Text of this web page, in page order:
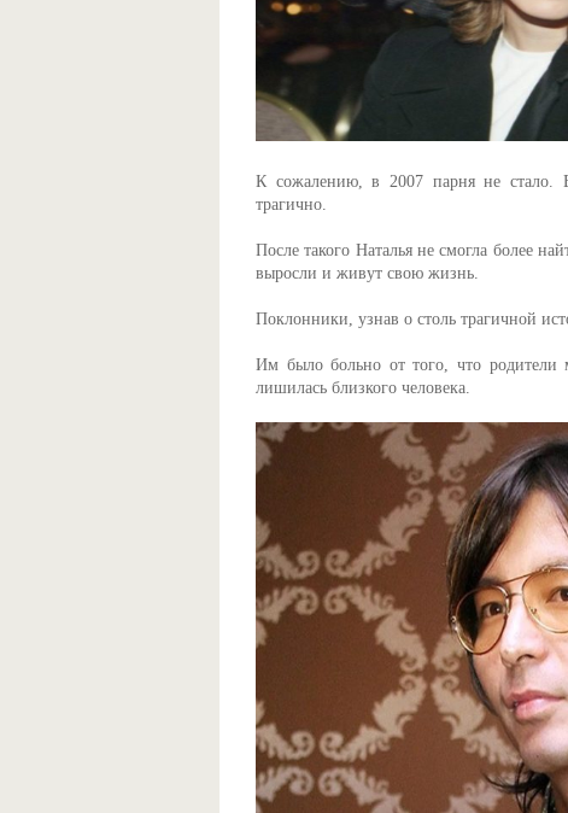
К сожалению, в 2007 парня не стало.
трагично.
После такого Наталья не смогла более
выросли и живут свою жизнь.
Поклонники, узнав о столь трагичной
Им было больно от того, что родители
лишилась близкого человека.